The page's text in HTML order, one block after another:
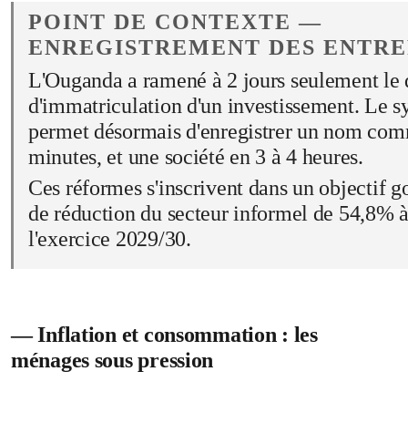
POINT DE CONTEXTE —
ENREGISTREMENT DES
L'Ouganda a ramené à 2 jours seulement
d'immatriculation d'un investissement. Le
permet désormais d'enregistrer un nom
minutes, et une société en 3 à 4 heures.
Ces réformes s'inscrivent dans un objectif
de réduction du secteur informel de 54,8%
l'exercice 2029/30.
— Inflation et consommation : les
ménages sous pression